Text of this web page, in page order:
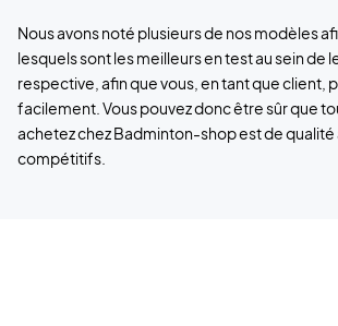
Nous avons noté plusieurs de nos modèles
lesquels sont les meilleurs en test au sein de
respective, afin que vous, en tant que client,
facilement. Vous pouvez donc être sûr que
achetez chez Badminton-shop est de qualité
compétitifs.